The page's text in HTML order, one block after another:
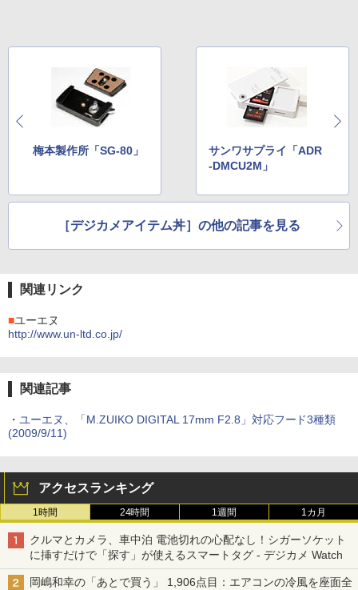
梅本製作所「SG-80」
サンワサプライ「ADR
-DMCU2M」
［デジカメアイテム丼］の他の記事を見る
関連リンク
■ユーエヌ
http://www.un-ltd.co.jp/
関連記事
・ ユーエヌ、「M.ZUIKO DIGITAL 17mm F2.8」対応フード3種類
(2009/9/11)
アクセスランキング
1時間 24時間 1週間 1カ月
クルマとカメラ、車中泊 電池切れの心配なし！シガーソケット
に挿すだけで「探す」が使えるスマートタグ - デジカメ Watch
岡嶋和幸の「あとで買う」 1,906点目：エアコンの冷風を座面全